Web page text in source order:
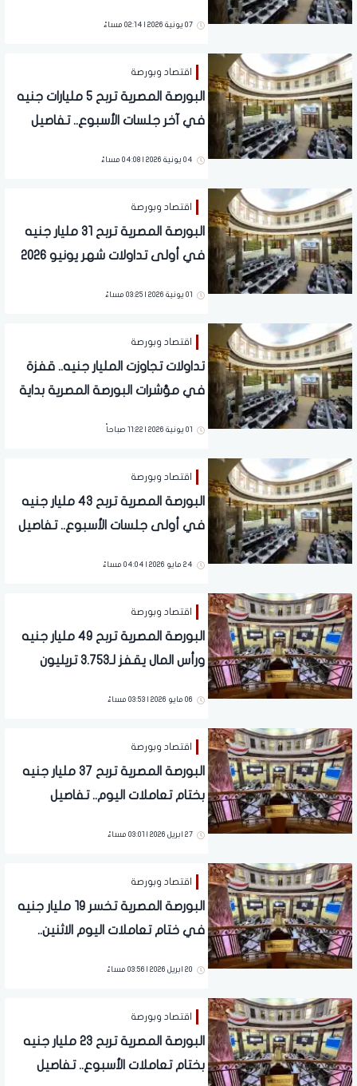
07 يونية 2026 | 02:14 مساءً
اقتصاد وبورصة
البورصة المصرية تربح 5 مليارات جنيه
في آخر جلسات الأسبوع.. تفاصيل
04 يونية 2026 | 04:08 مساءً
اقتصاد وبورصة
البورصة المصرية تربح 31 مليار جنيه
في أولى تداولات شهر يونيو 2026
01 يونية 2026 | 03:25 مساءً
اقتصاد وبورصة
تداولات تجاوزت المليار جنيه.. قفزة
في مؤشرات البورصة المصرية بداية
01 يونية 2026 | 11:22 صباحاً
اقتصاد وبورصة
البورصة المصرية تربح 43 مليار جنيه
في أولى جلسات الأسبوع.. تفاصيل
24 مايو 2026 | 04:04 مساءً
اقتصاد وبورصة
البورصة المصرية تربح 49 مليار جنيه
ورأس المال يقفز لـ3.753 تريليون
06 مايو 2026 | 03:53 مساءً
اقتصاد وبورصة
البورصة المصرية تربح 37 مليار جنيه
بختام تعاملات اليوم.. تفاصيل
27 ابريل 2026 | 03:01 مساءً
اقتصاد وبورصة
البورصة المصرية تخسر 19 مليار جنيه
في ختام تعاملات اليوم الاثنين..
20 ابريل 2026 | 03:56 مساءً
اقتصاد وبورصة
البورصة المصرية تربح 23 مليار جنيه
بختام تعاملات الأسبوع.. تفاصيل